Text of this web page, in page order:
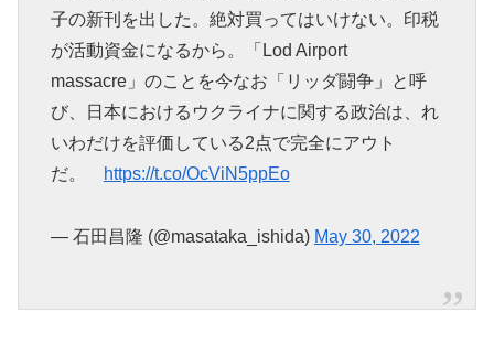
子の新刊を出した。絶対買ってはいけない。印税
が活動資金になるから。「Lod Airport
massacre」のことを今なお「リッダ闘争」と呼
び、日本におけるウクライナに関する政治は、れ
いわだけを評価している2点で完全にアウト
だ。
https://t.co/OcViN5ppEo
— 石田昌隆 (@masataka_ishida) May 30, 2022